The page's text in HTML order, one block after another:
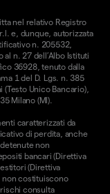
nel relativo Registro
e, dunque, autorizzata
n. 205532,
n. 27 dell’Albo Istituti
36928, tenuto dalla
1 del D. Lgs. n. 385
Unico Bancario),
Milano (MI).
caratterizzati da
di perdita, anche
non
bancari (Direttiva
(Direttiva
costituiscono
consulta